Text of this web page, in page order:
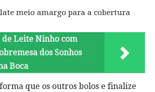
meio amargo para a cobertura
de Leite Ninho com
dos Sonhos
Boca
que os outros bolos e finalize